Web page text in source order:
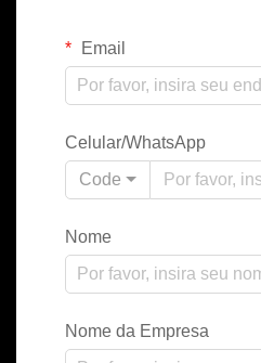
Email
Celular/WhatsApp
Code
Nome
Nome da Empresa